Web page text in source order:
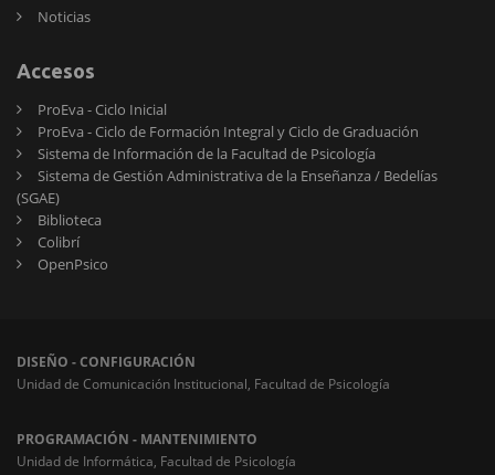
Noticias
Accesos
ProEva - Ciclo Inicial
ProEva - Ciclo de Formación Integral y Ciclo de Graduación
Sistema de Información de la Facultad de Psicología
Sistema de Gestión Administrativa de la Enseñanza / Bedelías
(SGAE)
Biblioteca
Colibrí
OpenPsico
DISEÑO - CONFIGURACIÓN
Unidad de Comunicación Institucional, Facultad de Psicología
PROGRAMACIÓN - MANTENIMIENTO
Unidad de Informática, Facultad de Psicología